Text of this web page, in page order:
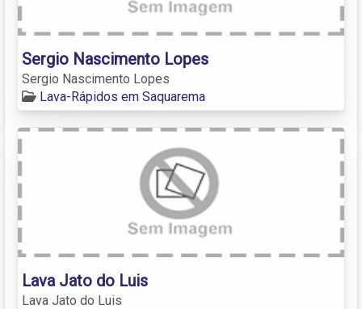
Sergio Nascimento Lopes
Sergio Nascimento Lopes
Lava-Rápidos em Saquarema
Lava Jato do Luis
Lava Jato do Luis